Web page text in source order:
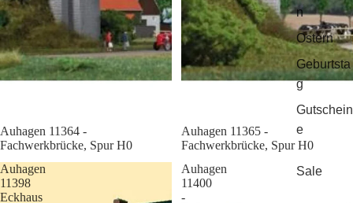
n
Ostern
Geburtsta
g
Gutschein
e
Sale
Sale
Auhagen 11364 -
Fachwerkbrücke, Spur H0
Sale
Auhagen 11365 -
Fachwerkbrücke, Spur H0
Auhagen
11398
Eckhaus
Auhagen
11400
-